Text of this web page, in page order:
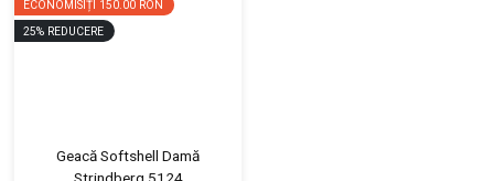
ECONOMISIȚI 150.00 RON
25% REDUCERE
Geacă Softshell Damă